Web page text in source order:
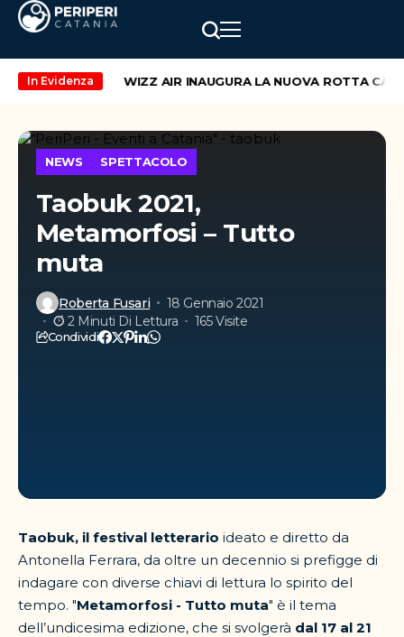
In Evidenza
di maggio WIZZ AIR INAUGURA LA NUOVA ROTTA
NEWS SPETTACOLO
Taobuk 2021,
Metamorfosi – Tutto
muta
Roberta Fusari
18 Gennaio 2021
2 Minuti Di Lettura
165 Visite
Condividi
Taobuk, il festival letterario ideato e diretto da
Antonella Ferrara, da oltre un decennio si prefigge di
indagare con diverse chiavi di lettura lo spirito del
tempo. "Metamorfosi - Tutto muta" è il tema
dell’undicesima edizione, che si svolgerà dal 17 al 21